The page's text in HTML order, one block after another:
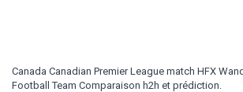
Canada Canadian Premier League match HFX
Football Team Comparaison h2h et prédiction.